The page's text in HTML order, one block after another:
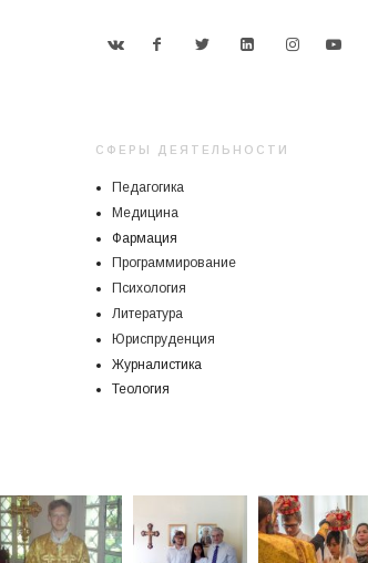
СФЕРЫ ДЕЯТЕЛЬНОСТИ
Педагогика
Медицина
Фармация
Программирование
Психология
Литература
Юриспруденция
Журналистика
Теология